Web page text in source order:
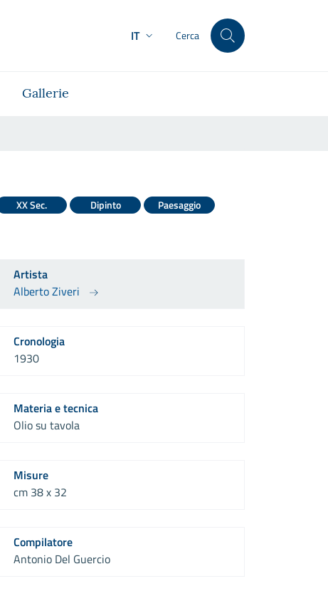
IT Cerca
Gallerie
XX Sec. Dipinto Paesaggio
Artista
Alberto Ziveri
Cronologia
1930
Materia e tecnica
Olio su tavola
Misure
cm 38 x 32
Compilatore
Antonio Del Guercio